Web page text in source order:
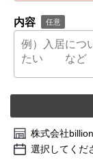
内容 任意
株式会社billion
選択してくだ